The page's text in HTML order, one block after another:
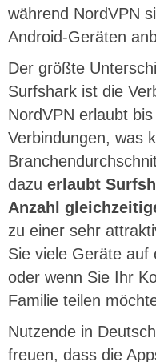
während NordVPN
Android-Geräten
Der größte
Surfshark ist die
NordVPN erlaubt
Verbindungen, was
dazu erlaubt
Anzahl
zu einer sehr
Sie viele Geräte auf
oder wenn Sie Ihr
Familie teilen
Nutzende in
freuen, dass die